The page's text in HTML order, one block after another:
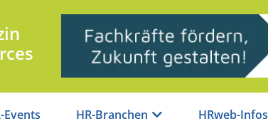
Events HR-Branchen HRweb-Infos